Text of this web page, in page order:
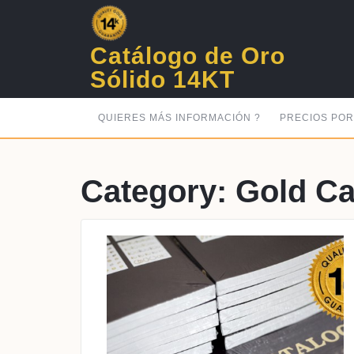
Catálogo de Oro
Sólido 14KT
QUIERES MÁS INFORMACIÓN ? PRECIOS
Category: Gold